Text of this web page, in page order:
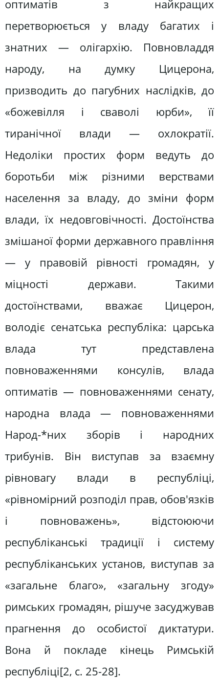
оптиматів з найкращих
перетворюється у владу багатих і
знатних — олігархію. Повновладдя
народу, на думку Цицерона,
призводить до пагубних наслідків, до
«божевілля і сваволі юрби», її
тиранічної влади — охлократії.
Недоліки простих форм ведуть до
боротьби між різними верствами
населення за владу, до зміни форм
влади, їх недовговічності. Достоїнства
змішаної форми державного правління
— у правовій рівності громадян, у
міцності держави. Такими
достоїнствами, вважає Цицерон,
володіє сенатська республіка: царська
влада тут представлена
повноваженнями консулів, влада
оптиматів — повноваженнями сенату,
народна влада — повноваженнями
Народ-*них зборів і народних
трибунів. Він виступав за взаємну
рівновагу влади в республіці,
«рівномірний розподіл прав, обов'язків
і повноважень», відстоюючи
республіканські традиції і систему
республіканських установ, виступав за
«загальне благо», «загальну згоду»
римських громадян, рішуче засуджував
прагнення до особистої диктатури.
Вона й покладе кінець Римській
республіці[2, c. 25-28].